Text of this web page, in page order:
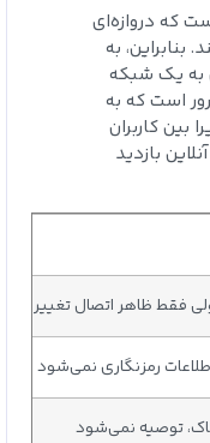
که دروازه‌ای
بنابراین، به
به یک شبکه
است که به
بین کاربران
بازدید
ولی فقط ظاهر اتصال تغییر
رمزنگاری نمی‌شود
توصیه نمی‌شود